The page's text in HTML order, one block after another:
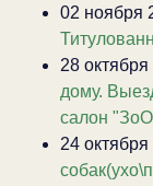
02 ноября
28
дому.
салон
24